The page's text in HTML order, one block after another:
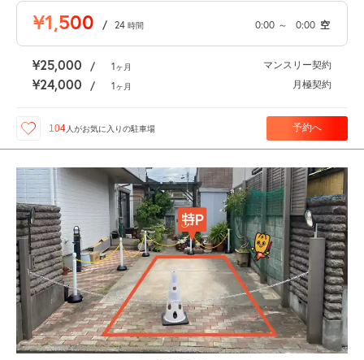
¥1,500 / 24 時間 0:00 ～ 0:00 空
¥25,000 / 1ヶ月 マンスリー契約
¥24,000 / 1ヶ月 月極契約
104 人がお気に入りの駐車場 予約へ